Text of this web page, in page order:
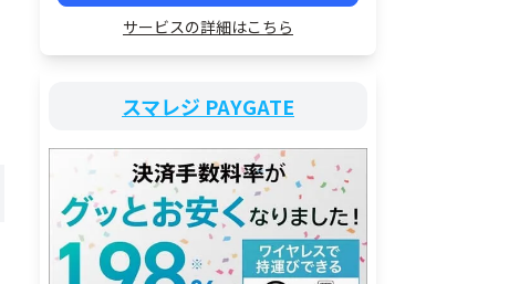
サービスの詳細はこちら
スマレジ PAYGATE